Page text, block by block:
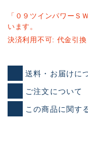
「０９ツインパワーＳ
います。
決済利用不可: 代金引換
送料・お届けに
ご注文について
この商品に関す